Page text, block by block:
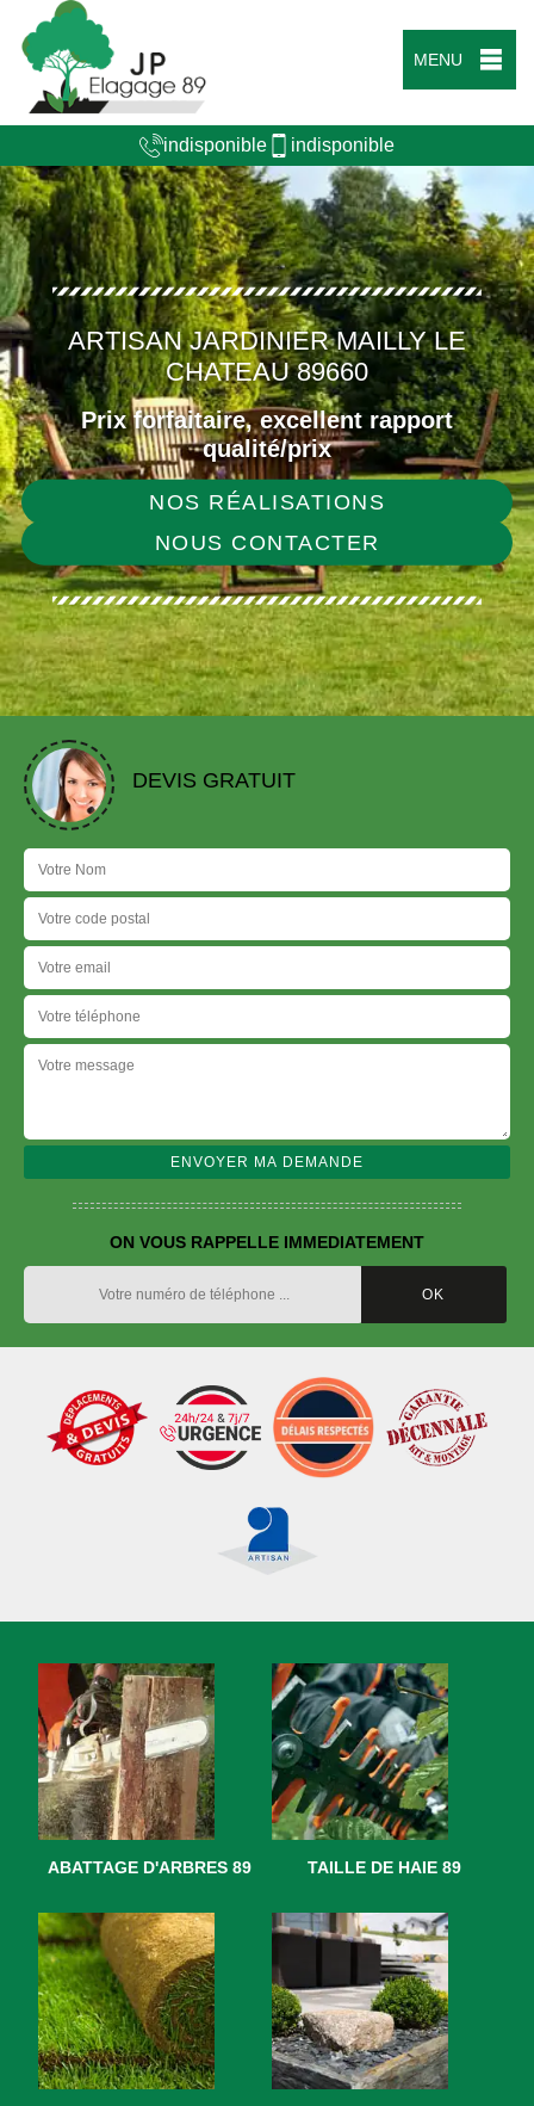
MENU
indisponible indisponible
ARTISAN JARDINIER MAILLY LE
CHATEAU 89660
Prix forfaitaire, excellent rapport
qualité/prix
NOS RÉALISATIONS
NOUS CONTACTER
DEVIS GRATUIT
ON VOUS RAPPELLE IMMEDIATEMENT
ABATTAGE D'ARBRES 89 TAILLE DE HAIE 89